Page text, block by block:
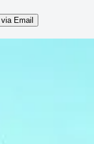
Email